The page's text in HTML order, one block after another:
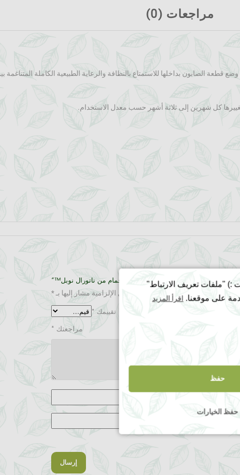
:) "ملفات تعريف الارتباط"
على موقعنا. اقرأ المزيد
حفظ
حفظ الخيارات
مراجعات (0)
الصابون بداخلها للاستمتاع بالنظافة والرعاية الطبيعية الكاملة المتناغمة
كل شهرين إلى ثلاثة أشهر حسب معدل الاستخدام.
كن أول من يقيم “كيس الاستحمام من ناتورال نوبل™”
لن يتم نشر عنوان بريدك الإلكتروني. الحقول الإلزامية مشار إليها بـ*
تقييمك *
مراجعتك *